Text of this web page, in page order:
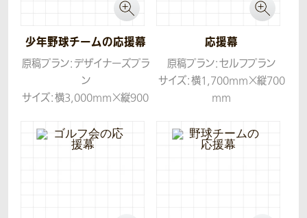
少年野球チームの応援幕
原稿プラン：デザイナーズプラ
ン
サイズ：横3,000mm×縦900
生地：ターポリン
応援幕
原稿プラン：セルフプラン
サイズ：横1,700mm×縦700
mm